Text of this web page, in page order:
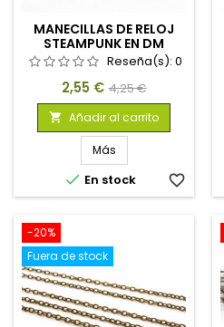
MANECILLAS DE RELOJ
STEAMPUNK EN DM
Reseña(s): 0
Precio
2,55 € Precio
base
4,25 €
 Añadir al carrito
Más
 En stock favorite_border
-20%
Fuera de stock